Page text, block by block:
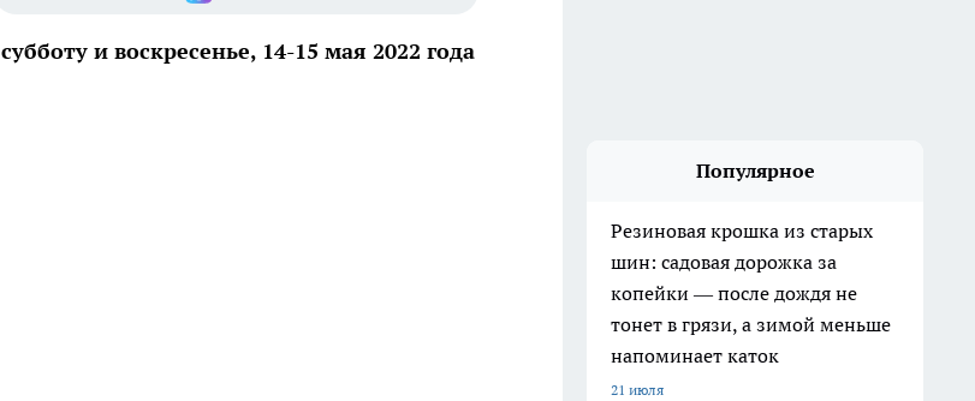
и воскресенье, 14-15 мая 2022 года
Популярное
Резиновая крошка из старых
шин: садовая дорожка за
копейки — после дождя не
тонет в грязи, а зимой меньше
напоминает каток
21 июля